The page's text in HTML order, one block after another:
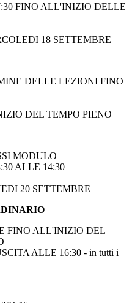
30 FINO ALL'INIZIO DELLE
18 SETTEMBRE
DELLE LEZIONI FINO
DEL TEMPO PIENO
MODULO
30 ALLE 14:30
20 SETTEMBRE
FINO ALL'INIZIO DEL
ALLE 16:30 - in tutti i